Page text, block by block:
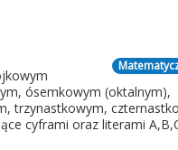
ósemkowym (oktalnym),
trzynastkowym,
cyframi oraz literami